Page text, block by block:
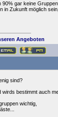
gar keine
in Zukunft möglich
Angeboten
sind?
bestimmt auch
wichtig,